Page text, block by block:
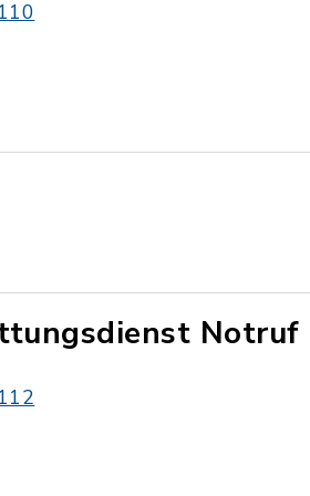
Notruf